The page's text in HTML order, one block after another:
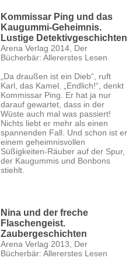
Kommissar Ping und das
Kaugummi-Geheimnis.
Lustige Detektivgeschichten
Arena Verlag 2014, Der
Bücherbär: Allererstes Lesen
„Da draußen ist ein Dieb“, ruft
Karl, das Kamel. „Endlich!“, denkt
Kommissar Ping. Er hat ja nur
darauf gewartet, dass in der
Wüste auch mal was passiert!
Nichts liebt er mehr als einen
spannenden Fall. Und schon ist er
einem geheimnisvollen
Süßigkeiten-Räuber auf der Spur,
der Kaugummis und Bonbons
stiehlt.
Nina und der freche
Flaschengeist.
Zaubergeschichten
Arena Verlag 2013, Der
Bücherbär: Allererstes Lesen